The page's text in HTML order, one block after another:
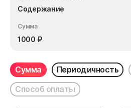
Содержание
Сумма
1000 ₽
Сумма Периодичность
Способ оплаты